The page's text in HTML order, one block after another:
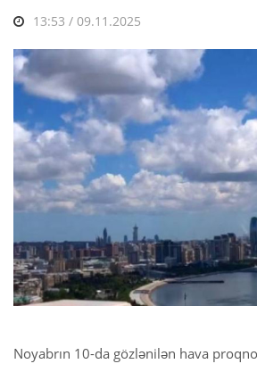
13:53 / 09.11.2025
Noyabrın 10-da gözlənilən hava